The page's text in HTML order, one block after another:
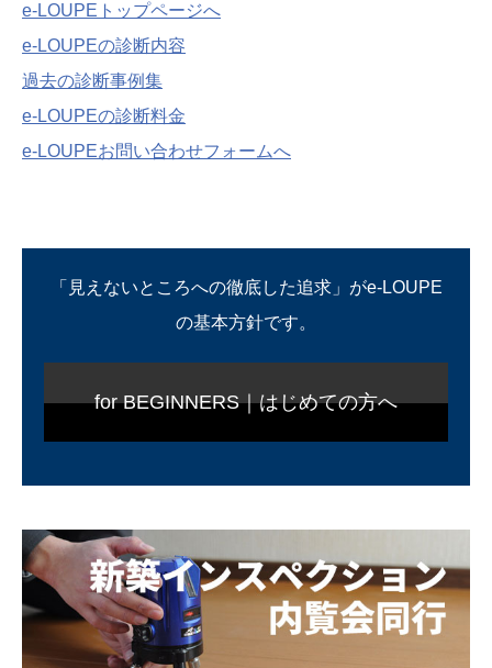
e-LOUPEトップページへ
e-LOUPEの診断内容
過去の診断事例集
e-LOUPEの診断料金
e-LOUPEお問い合わせフォームへ
「見えないところへの徹底した追求」がe-LOUPE
の基本方針です。
for BEGINNERS｜はじめての方へ